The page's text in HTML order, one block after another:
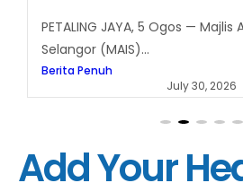
PETALING JAYA, 5 Ogos —
Selangor (MAIS)...
Berita Penuh
July 30, 2026
Add Your